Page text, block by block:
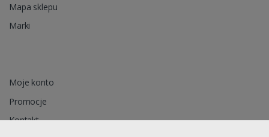
Mapa sklepu
Marki
Moje konto
Promocje
Kontakt